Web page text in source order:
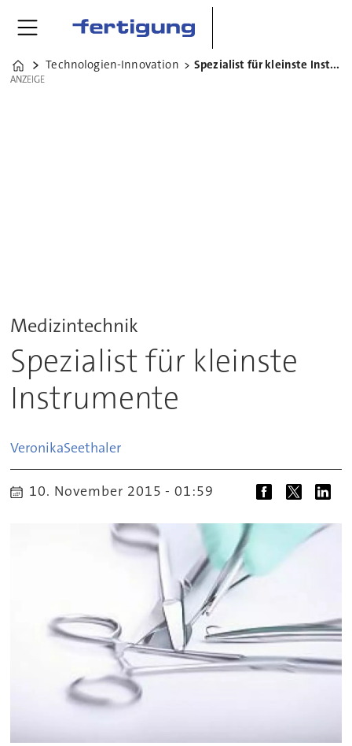
Home
Technologien-Innovation Spezialist für kleinste Instrumente
ANZEIGE
ANZEIGE
Medizintechnik
Spezialist für kleinste
Instrumente
VeronikaSeethaler
10. November 2015 - 01:59